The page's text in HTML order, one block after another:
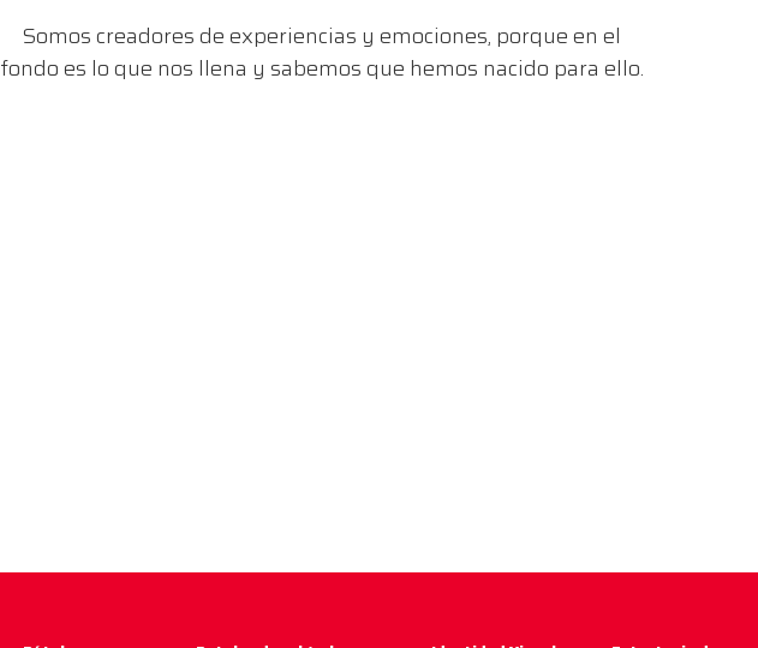
Somos creadores de experiencias y emociones, porque en el
fondo es lo que nos llena y sabemos que hemos nacido para ello.